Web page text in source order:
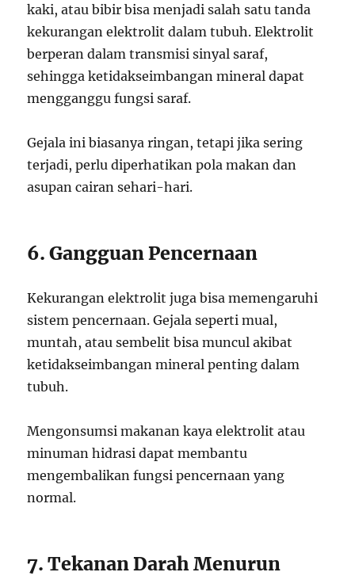
kaki, atau bibir bisa menjadi salah satu tanda
kekurangan elektrolit dalam tubuh. Elektrolit
berperan dalam transmisi sinyal saraf,
sehingga ketidakseimbangan mineral dapat
mengganggu fungsi saraf.
Gejala ini biasanya ringan, tetapi jika sering
terjadi, perlu diperhatikan pola makan dan
asupan cairan sehari-hari.
6. Gangguan Pencernaan
Kekurangan elektrolit juga bisa memengaruhi
sistem pencernaan. Gejala seperti mual,
muntah, atau sembelit bisa muncul akibat
ketidakseimbangan mineral penting dalam
tubuh.
Mengonsumsi makanan kaya elektrolit atau
minuman hidrasi dapat membantu
mengembalikan fungsi pencernaan yang
normal.
7. Tekanan Darah Menurun